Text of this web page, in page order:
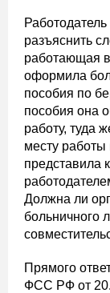
разъяснить
работающая в
оформила
пособия по
пособия она
работу, туда
месту работы
представила
Должна ли
больничного
Прямого
ФСС РФ от